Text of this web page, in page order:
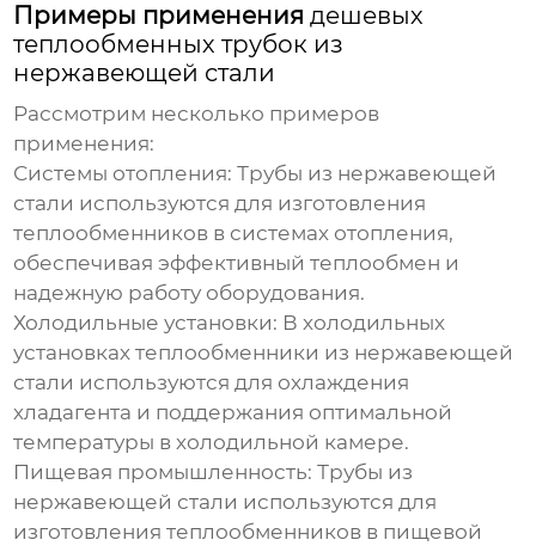
Примеры применениядешевых
теплообменных трубок из
нержавеющей стали
Рассмотрим несколько примеров
применения:
Системы отопления: Трубы из нержавеющей
стали используются для изготовления
теплообменников в системах отопления,
обеспечивая эффективный теплообмен и
надежную работу оборудования.
Холодильные установки: В холодильных
установках теплообменники из нержавеющей
стали используются для охлаждения
хладагента и поддержания оптимальной
температуры в холодильной камере.
Пищевая промышленность: Трубы из
нержавеющей стали используются для
изготовления теплообменников в пищевой